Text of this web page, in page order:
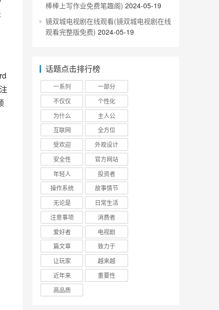
棒棒上写作业免费笔趣阁) 2024-05-19
镜双城电视剧在线观看(镜双城电视剧在线
观看完整版免费) 2024-05-19
话题点击排行榜
一系列
一部分
不仅仅
个性化
为什么
主人公
互联网
全方位
受欢迎
外观设计
安全性
官方网站
年轻人
投资者
操作系统
故事情节
无论是
日常生活
注意事项
消费者
爱好者
电视剧
篇文章
致力于
让玩家
越来越
近年来
重要性
高品质